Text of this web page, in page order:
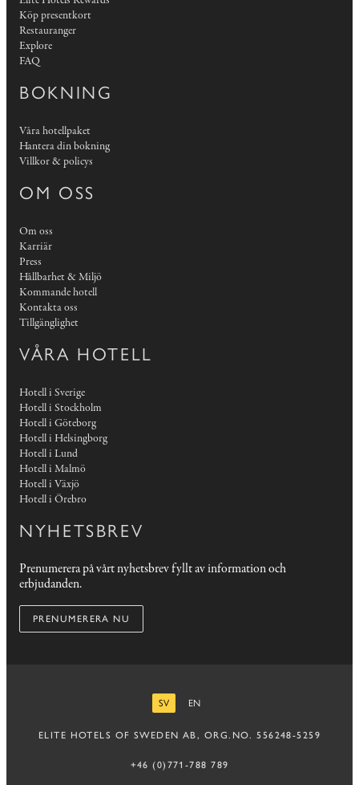
Köp presentkort
Restauranger
Explore
FAQ
BOKNING
Våra hotellpaket
Hantera din bokning
Villkor & policys
OM OSS
Om oss
Karriär
Press
Hållbarhet & Miljö
Kommande hotell
Kontakta oss
Tillgänglighet
VÅRA HOTELL
Hotell i Sverige
Hotell i Stockholm
Hotell i Göteborg
Hotell i Helsingborg
Hotell i Lund
Hotell i Malmö
Hotell i Växjö
Hotell i Örebro
NYHETSBREV
Prenumerera på vårt nyhetsbrev fyllt av information och
erbjudanden.
PRENUMERERA NU
SV
EN
ELITE HOTELS OF SWEDEN AB, ORG.NO. 556248-5259
+46 (0)771-788 789